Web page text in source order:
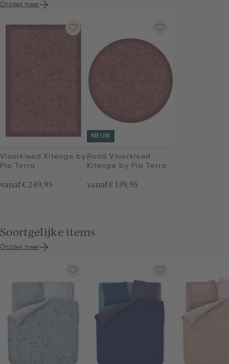
Ontdek meer
Vloerkleed Kitenge by
Pip Terra
vanaf€ 249,95
NIEUW
Rond Vloerkleed
Kitenge by Pip Terra
vanaf€ 139,95
Soortgelijke items
Ontdek meer